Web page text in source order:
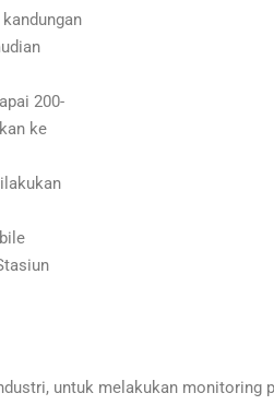
200-
ke
untuk melakukan monitoring